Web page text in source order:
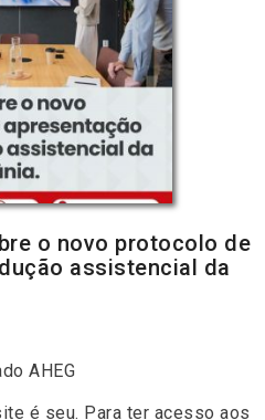
o novo protocolo de
assistencial da
AHEG
é seu. Para ter acesso aos